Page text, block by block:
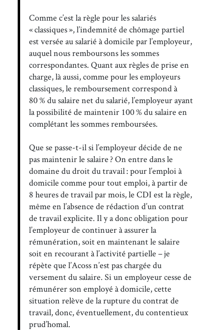
Comme c’est la règle pour les salariés
« classiques », l’indemnité de chômage partiel
est versée au salarié à domicile par l’employeur,
auquel nous remboursons les sommes
correspondantes. Quant aux règles de prise en
charge, là aussi, comme pour les employeurs
classiques, le remboursement correspond à
80 % du salaire net du salarié, l’employeur ayant
la possibilité de maintenir 100 % du salaire en
complétant les sommes remboursées.
Que se passe-t-il si l’employeur décide de ne
pas maintenir le salaire ? On entre dans le
domaine du droit du travail : pour l’emploi à
domicile comme pour tout emploi, à partir de
8 heures de travail par mois, le CDI est la règle,
même en l’absence de rédaction d’un contrat
de travail explicite. Il y a donc obligation pour
l’employeur de continuer à assurer la
rémunération, soit en maintenant le salaire
soit en recourant à l’activité partielle – je
répète que l’Acoss n’est pas chargée du
versement du salaire. Si un employeur cesse de
rémunérer son employé à domicile, cette
situation relève de la rupture du contrat de
travail, donc, éventuellement, du contentieux
prud’homal.